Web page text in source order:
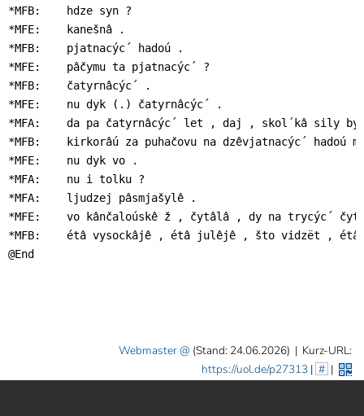
*MFB:    hdze syn ?
*MFE:    kanešnâ .
*MFB:    pjatnacýc´ hadoú .
*MFE:    pâčymu ta pjatnacýc´ ?
*MFB:    čatyrnâcýc´ .
*MFE:    nu dyk (.) čatyrnâcýc´ .
*MFA:    da pa čatyrnâcýc´ let , daj , skol´kâ sily
*MFB:    kirkorâú za puhačovu na dzêvjatnacýc´ hadoú
*MFE:    nu dyk vo .
*MFA:    nu i tolku ?
*MFA:    ljudzej pâsmjašylê .
*MFE:    vo kânčaloúskê ž , čytâlâ , dy na trycýc´
*MFB:    étâ vysockâjê , étâ julêjê , što vidzët , étâ
@End
Webmaster (Stand: 24.06.2026) | Kurz-URL:
https://uol.de/p27313 | # |